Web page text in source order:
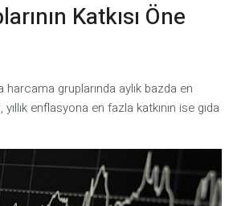
Katkısı Öne
gruplarında aylık bazda en
enflasyona en fazla katkının ise gıda